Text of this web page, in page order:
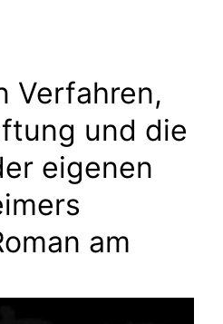
Verfahren,
und die
eigenen
am